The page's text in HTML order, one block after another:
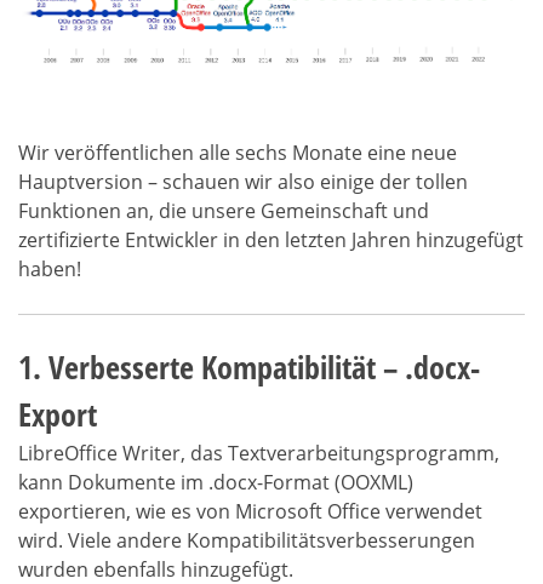
Wir veröffentlichen alle sechs Monate eine neue
Hauptversion – schauen wir also einige der tollen
Funktionen an, die unsere Gemeinschaft und
zertifizierte Entwickler in den letzten Jahren hinzugefügt
haben!
1. Verbesserte Kompatibilität – .docx-
Export
LibreOffice Writer, das Textverarbeitungsprogramm,
kann Dokumente im .docx-Format (OOXML)
exportieren, wie es von Microsoft Office verwendet
wird. Viele andere Kompatibilitätsverbesserungen
wurden ebenfalls hinzugefügt.